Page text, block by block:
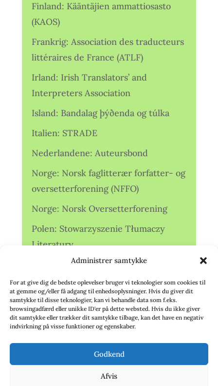
Administrer samtykke
For at give dig de bedste oplevelser bruger vi teknologier som cookies til
at gemme og/eller få adgang til enhedsoplysninger. Hvis du giver dit
samtykke til disse teknologier, kan vi behandle data som f.eks.
browsingadfærd eller unikke ID'er på dette websted. Hvis du ikke giver
dit samtykke eller trækker dit samtykke tilbage, kan det have en negativ
indvirkning på visse funktioner og egenskaber.
Godkend
Afvis
Finland: Kääntäjien ammattiosasto
(KAOS)
Frankrig: Association des traducteurs
littéraires de France (ATLF)
Irland: Irish Translators’ and
Interpreters Association
Island: Bandalag þýðenda og túlka
Italien: STRADE
Nederlandene: Auteursbond
Norge: Norsk faglitterær forfatter- og
oversetterforening (NFFO)
Norge: Norsk Oversetterforening
Polen: Stowarzyszenie Tłumaczy
Literatury
Storbritannien: Translators
Association (TA)
Sverige: Översättarsektionen (Ö.)
Sverige: Översättarcentrum (ÖC)
deutschsprachiger Übersetzer (VdÜ)